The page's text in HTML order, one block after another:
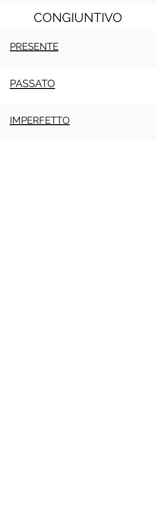
CONGIUNTIVO
PRESENTE
PASSATO
IMPERFETTO